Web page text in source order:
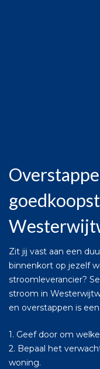
Zit jij vast aan een
binnenkort op jezelf
stroomleverancier?
stroom in
en overstappen is
1. Geef door om
2. Bepaal het
woning.